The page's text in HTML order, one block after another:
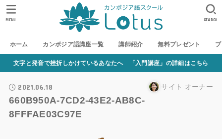
ホーム カンボジア語講座一覧 講師紹介 無料プレゼント
SEARCH
MENU
文字と発音で挫折しかけているあなたへ 「入門講座」の詳細はこちら
2021.06.18 サイト オーナー
660B950A-7CD2-43E2-AB8C-
8FFFAE03C97E